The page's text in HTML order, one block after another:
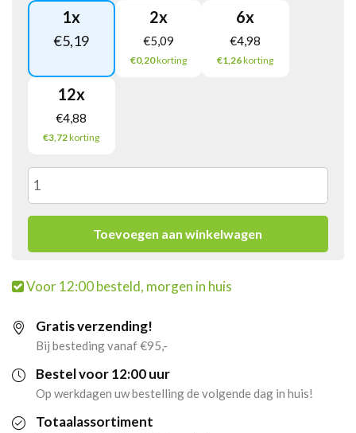
1x
€5,19
2x
€5,09
€0,20korting
6x
€4,98
€1,26korting
12x
€4,88
€3,72korting
Monin
Siroop
(10Ml)
Voor
70
Toevoegen aan winkelwagen
Voor 12:00 besteld, morgen in huis
Gratis verzending!
Bij besteding vanaf €95,-
Bestel voor 12:00 uur
Op werkdagen uw bestelling de volgende dag in huis!
Totaalassortiment